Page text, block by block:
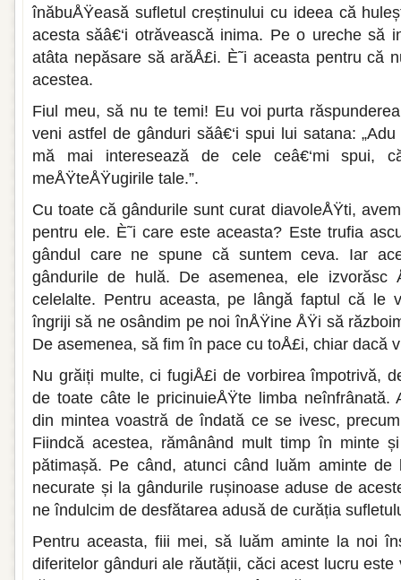
înăbuÅŸeasă sufletul creștinului cu ideea că
acesta săâ€‘i otrăvească inima. Pe o ureche să
atâta nepăsare să arăÅ£i. È˜i aceasta pentru că
acestea.
Fiul meu, să nu te temi! Eu voi purta
veni astfel de gânduri săâ€‘i spui lui satana:
mă mai interesează de cele ceâ€‘mi spui,
meÅŸteÅŸugirile tale.”.
Cu toate că gândurile sunt curat diavoleÅŸti,
pentru ele. È˜i care este aceasta? Este trufia
gândul care ne spune că suntem ceva. Iar
gândurile de hulă. De asemenea, ele izvorăsc
celelalte. Pentru aceasta, pe lângă faptul că le
îngriji să ne osândim pe noi înÅŸine ÅŸi să
De asemenea, să fim în pace cu toÅ£i, chiar dacă
Nu grăiți multe, ci fugiÅ£i de vorbirea împotrivă,
de toate câte le pricinuieÅŸte limba neînfrânată.
din mintea voastră de îndată ce se ivesc,
Fiindcă acestea, rămânând mult timp în minte
pătimașă. Pe când, atunci când luăm aminte
necurate și la gândurile rușinoase aduse de
ne îndulcim de desfătarea adusă de curăția
Pentru aceasta, fiii mei, să luăm aminte la noi
diferitelor gânduri ale răutății, căci acest lucru